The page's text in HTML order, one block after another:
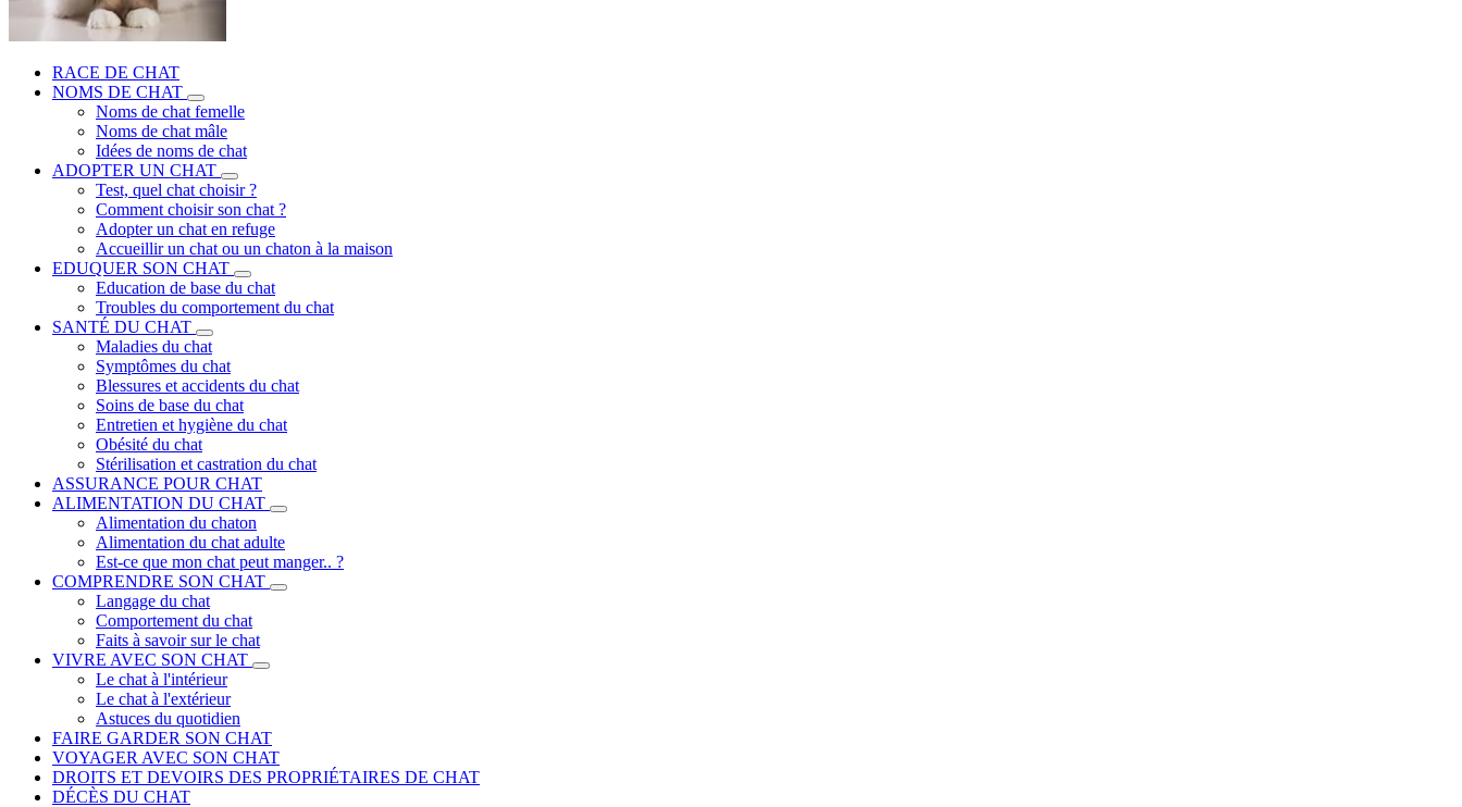
RACE DE CHAT
NOMS DE CHAT
Noms de chat femelle
Noms de chat mâle
Idées de noms de chat
ADOPTER UN CHAT
Test, quel chat choisir ?
Comment choisir son chat ?
Adopter un chat en refuge
Accueillir un chat ou un chaton à la maison
EDUQUER SON CHAT
Education de base du chat
Troubles du comportement du chat
SANTÉ DU CHAT
Maladies du chat
Symptômes du chat
Blessures et accidents du chat
Soins de base du chat
Entretien et hygiène du chat
Obésité du chat
Stérilisation et castration du chat
ASSURANCE POUR CHAT
ALIMENTATION DU CHAT
Alimentation du chaton
Alimentation du chat adulte
Est-ce que mon chat peut manger.. ?
COMPRENDRE SON CHAT
Langage du chat
Comportement du chat
Faits à savoir sur le chat
VIVRE AVEC SON CHAT
Le chat à l'intérieur
Le chat à l'extérieur
Astuces du quotidien
FAIRE GARDER SON CHAT
VOYAGER AVEC SON CHAT
DROITS ET DEVOIRS DES PROPRIÉTAIRES DE CHAT
DÉCÈS DU CHAT